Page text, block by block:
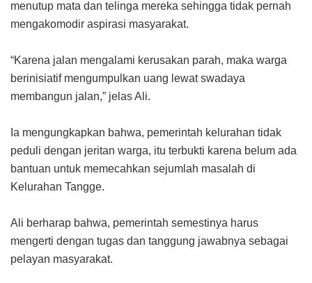
menutup mata dan telinga mereka sehingga tidak pernah
mengakomodir aspirasi masyarakat.
“Karena jalan mengalami kerusakan parah, maka warga
berinisiatif mengumpulkan uang lewat swadaya
membangun jalan,” jelas Ali.
Ia mengungkapkan bahwa, pemerintah kelurahan tidak
peduli dengan jeritan warga, itu terbukti karena belum ada
bantuan untuk memecahkan sejumlah masalah di
Kelurahan Tangge.
Ali berharap bahwa, pemerintah semestinya harus
mengerti dengan tugas dan tanggung jawabnya sebagai
pelayan masyarakat.